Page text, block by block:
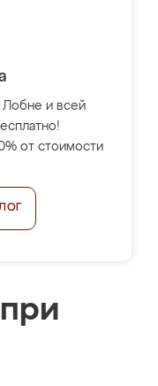
и всей
от стоимости